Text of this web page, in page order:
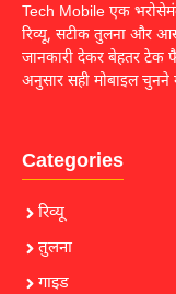
Tech Mobile एक
रिव्यू, सटीक तुलना और
जानकारी देकर बेहतर
अनुसार सही मोबाइल चुनने में
Categories
रिव्यू
तुलना
गाइड